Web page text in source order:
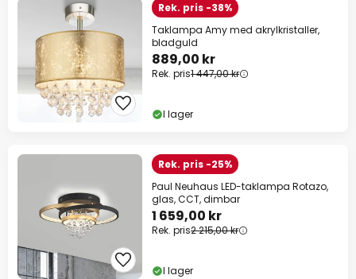
Rek. pris -38%
Taklampa Amy med akrylkristaller,
bladguld
889,00 kr
Rek. pris1 447,00 kr
I lager
Rek. pris -25%
Paul Neuhaus LED-taklampa Rotazo,
glas, CCT, dimbar
1 659,00 kr
Rek. pris2 215,00 kr
I lager